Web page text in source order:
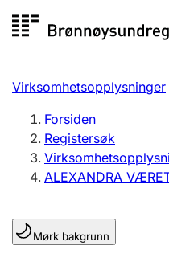
Registersøk
Aksjeselskap
Enkeltpersonforetak
Registrere, endre,
Lag og forening
Virksomhetsopplysninger
Forsiden
Registersøk
ALEXANDRA
Mørk bakgrunn